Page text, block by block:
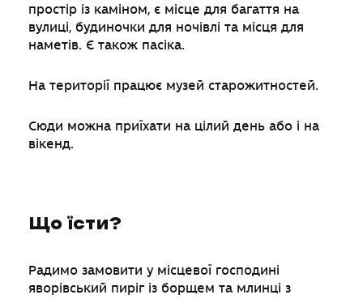
простір із каміном, є місце для багаття на
вулиці, будиночки для ночівлі та місця для
наметів. Є також пасіка.
На території працює музей старожитностей.
Сюди можна приїхати на цілий день або і на
вікенд.
Що їсти?
Радимо замовити у місцевої господині
яворівський пиріг із борщем та млинці з